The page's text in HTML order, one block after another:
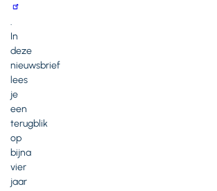
.
In
deze
nieuwsbrief
lees
je
een
terugblik
op
bijna
vier
jaar